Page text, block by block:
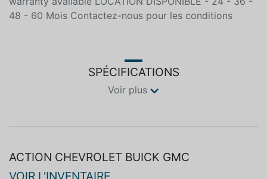
provided - On-site financing - 1rst, 2scd, 3rd credit
chance - CARFAX report available - Extended